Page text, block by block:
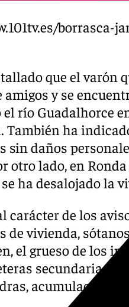
borrasca-
que el
amigos y se
el río Guadalhorce
También ha
sin daños
otro lado, en
se ha desalojado la
carácter de los
de vivienda,
el grueso de los
secundarias
acumulación